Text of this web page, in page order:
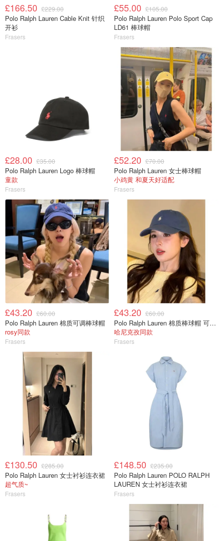
£166.50 £229.00
Polo Ralph Lauren Cable Knit 针织
开衫
Frasers
£55.00 £105.00
Polo Ralph Lauren Polo Sport Cap
LD61 棒球帽
Frasers
£28.00 £35.00
Polo Ralph Lauren Logo 棒球帽
童款
Frasers
£52.20 £70.00
Polo Ralph Lauren 女士棒球帽
小鸡黄 和夏天好适配
Frasers
£43.20 £60.00
Polo Ralph Lauren 棉质可调棒球帽
rosy同款
Frasers
£43.20 £60.00
Polo Ralph Lauren 棉质棒球帽 可调节
哈尼克孜同款
Frasers
£130.50 £285.00
Polo Ralph Lauren 女士衬衫连衣裙
超气质~
Frasers
£148.50 £235.00
Polo Ralph Lauren POLO RALPH
LAUREN 女士衬衫连衣裙
Frasers